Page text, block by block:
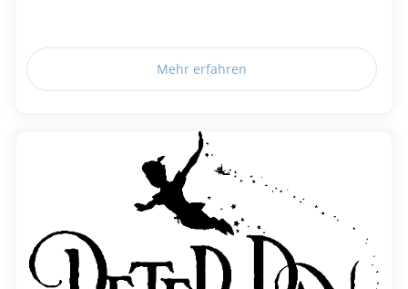
Mehr erfahren